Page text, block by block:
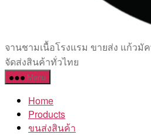
เซรามิค
ครบ
ครัน
โรงงาน
จานชามเนื้อโรงแรม ขายส่ง แก้ว
จัดส่งสินค้าทั่วไทย
Menu
Home
Products
ขนส่งสินค้า